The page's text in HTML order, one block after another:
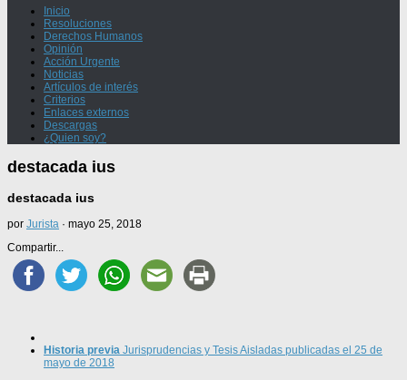
Inicio
Resoluciones
Derechos Humanos
Opinión
Acción Urgente
Noticias
Artículos de interés
Criterios
Enlaces externos
Descargas
¿Quien soy?
destacada ius
destacada ius
por Jurista · mayo 25, 2018
Compartir...
Historia previa Jurisprudencias y Tesis Aisladas publicadas el 25 de
mayo de 2018